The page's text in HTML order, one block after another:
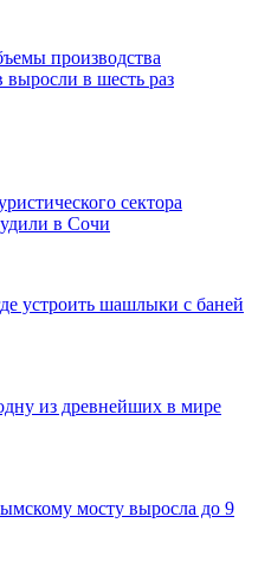
производства
выросли в шесть раз
сектора
в Сочи
устроить шашлыки с баней
из древнейших в мире
мосту выросла до 9